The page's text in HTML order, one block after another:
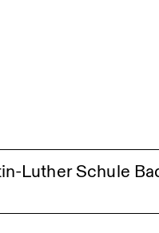
Luther Schule